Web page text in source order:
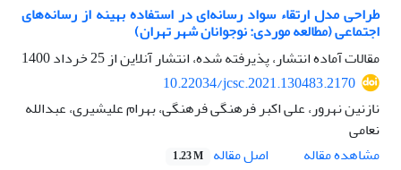
طراحی مدل ارتقاء سواد رسانه‌ای در استفاده بهینه از رسانه‌های
اجتماعی (مطالعه موردی: نوجوانان شهر تهران)
مقالات آماده انتشار، پذیرفته شده، انتشار آنلاین از25 خرداد 1400
10.22034/jcsc.2021.130483.2170
نازنین نهرور، علی اکبر فرهنگی فرهنگی، بهرام علیشیری، عبدالله
نعامی
مشاهده مقاله
اصل مقاله 1.23 M